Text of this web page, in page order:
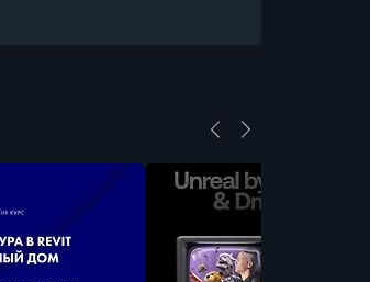
00:00:00
00:00:00
00:00:00